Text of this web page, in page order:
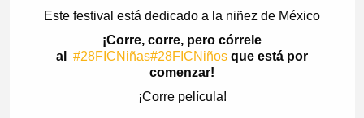
Este festival está dedicado a la niñez de México
¡Corre, corre, pero córrele
al #28FICNiñas#28FICNiños que está por
comenzar!
¡Corre película!